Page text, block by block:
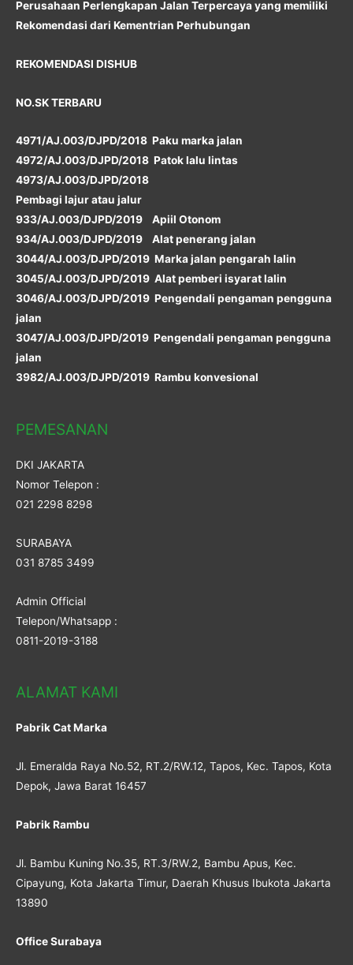
Perusahaan Perlengkapan Jalan Terpercaya yang memiliki
Rekomendasi dari Kementrian Perhubungan
REKOMENDASI DISHUB
NO.SK TERBARU
4971/AJ.003/DJPD/2018 Paku marka jalan
4972/AJ.003/DJPD/2018 Patok lalu lintas
4973/AJ.003/DJPD/2018
Pembagi lajur atau jalur
933/AJ.003/DJPD/2019 Apiil Otonom
934/AJ.003/DJPD/2019 Alat penerang jalan
3044/AJ.003/DJPD/2019 Marka jalan pengarah lalin
3045/AJ.003/DJPD/2019 Alat pemberi isyarat lalin
3046/AJ.003/DJPD/2019 Pengendali pengaman pengguna
jalan
3047/AJ.003/DJPD/2019 Pengendali pengaman pengguna
jalan
3982/AJ.003/DJPD/2019 Rambu konvesional
PEMESANAN
DKI JAKARTA
Nomor Telepon :
021 2298 8298
SURABAYA
031 8785 3499
Admin Official
Telepon/Whatsapp :
0811-2019-3188
ALAMAT KAMI
Pabrik Cat Marka
Jl. Emeralda Raya No.52, RT.2/RW.12, Tapos, Kec. Tapos, Kota
Depok, Jawa Barat 16457
Pabrik Rambu
Jl. Bambu Kuning No.35, RT.3/RW.2, Bambu Apus, Kec.
Cipayung, Kota Jakarta Timur, Daerah Khusus Ibukota Jakarta
13890
Office Surabaya